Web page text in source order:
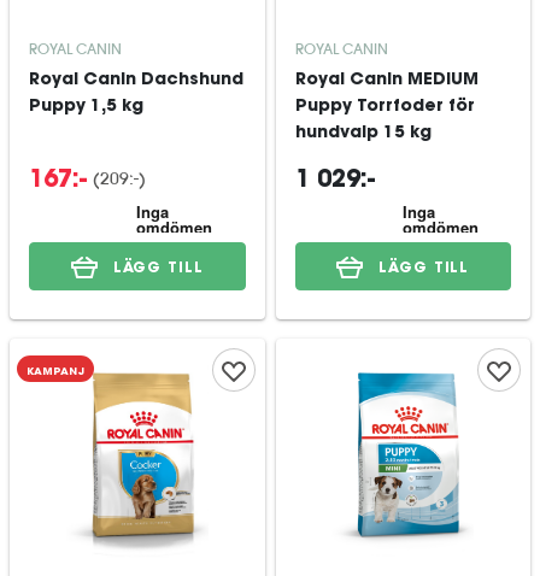
ROYAL CANIN
Royal Canin Dachshund
Puppy 1,5 kg
167:- (209:-)
LÄGG TILL
ROYAL CANIN
Royal Canin MEDIUM
Puppy Torrfoder för
hundvalp 15 kg
1 029:-
LÄGG TILL
KAMPANJ